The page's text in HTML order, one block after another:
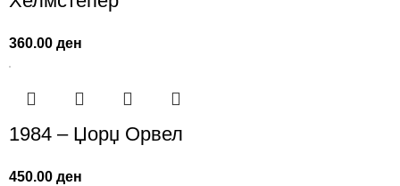
360.00ден
1984 – Џорџ Орвел
450.00ден